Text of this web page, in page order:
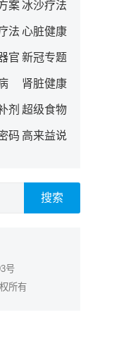
案冰沙疗法
法 心脏健康
官 新冠专题
肾脏健康
剂 超级食物
码 高来益说
搜索
号
所有